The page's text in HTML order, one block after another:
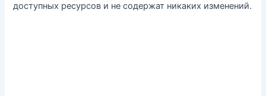
доступных ресурсов и не содержат никаких изменений.